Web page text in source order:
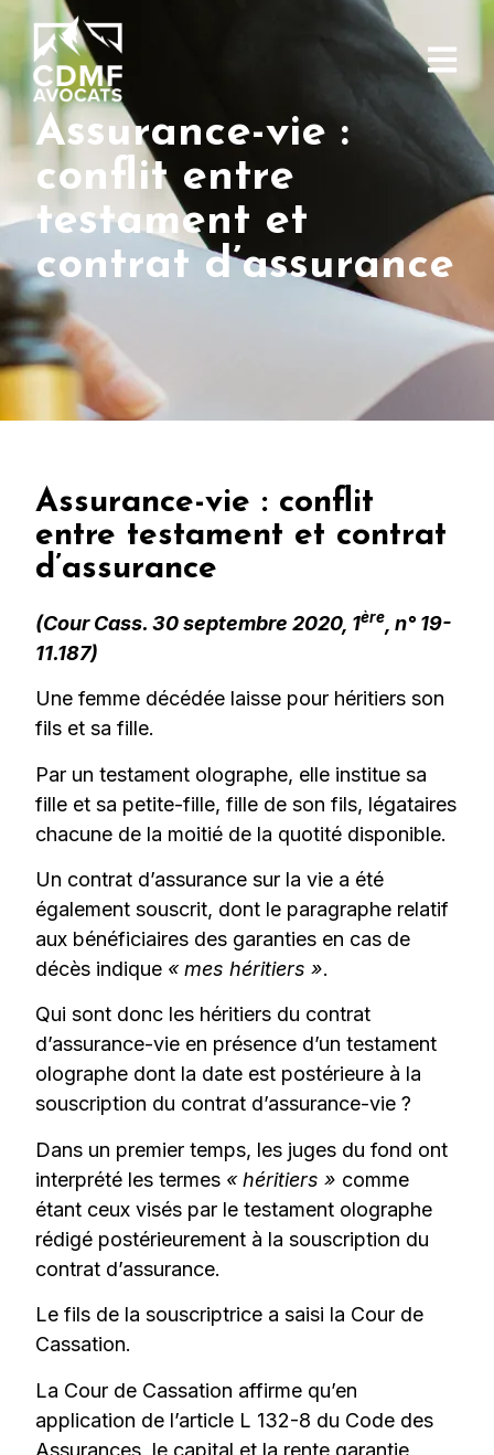
Assurance-vie :
conflit entre
testament et
contrat d’assurance
Assurance-vie : conflit
entre testament et contrat
d’assurance
(Cour Cass. 30 septembre 2020, 1ère , n° 19-
11.187)
Une femme décédée laisse pour héritiers son
fils et sa fille.
Par un testament olographe, elle institue sa
fille et sa petite-fille, fille de son fils, légataires
chacune de la moitié de la quotité disponible.
Un contrat d’assurance sur la vie a été
également souscrit, dont le paragraphe relatif
aux bénéficiaires des garanties en cas de
décès indique « mes héritiers ».
Qui sont donc les héritiers du contrat
d’assurance-vie en présence d’un testament
olographe dont la date est postérieure à la
souscription du contrat d’assurance-vie ?
Dans un premier temps, les juges du fond ont
interprété les termes « héritiers » comme
étant ceux visés par le testament olographe
rédigé postérieurement à la souscription du
contrat d’assurance.
Le fils de la souscriptrice a saisi la Cour de
Cassation.
La Cour de Cassation affirme qu’en
application de l’article L 132-8 du Code des
Assurances, le capital et la rente garantie